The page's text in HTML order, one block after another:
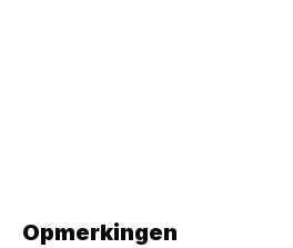
Opmerkingen